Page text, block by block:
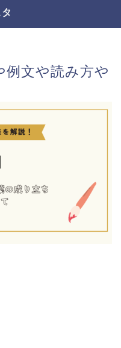
例文や読み方や